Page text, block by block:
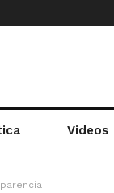
Videos